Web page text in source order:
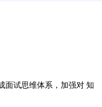
面试思维体系，加强对 知